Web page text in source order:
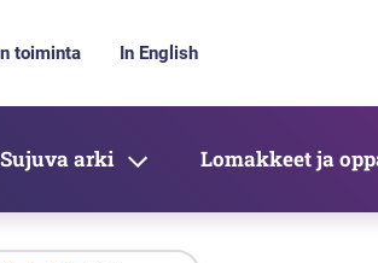
toiminta In English
Sujuva arki Lomakkeet ja